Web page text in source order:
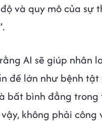
và quy mô của sự
AI sẽ giúp nhân
đề lớn như bệnh tật
bất bình đẳng
không phải công